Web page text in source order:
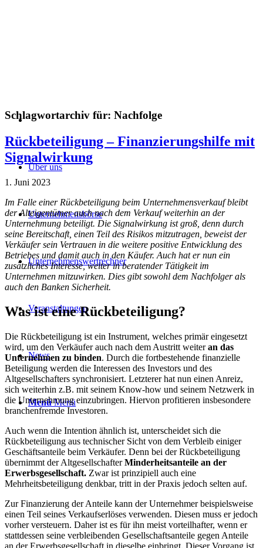
Über uns
Unternehmensbörse
Unternehmenswertrechner
Veranstaltungen
News
Menü Menü
Schlagwortarchiv für: Nachfolge
Rückbeteiligung – Finanzierungshilfe mit
Signalwirkung
1. Juni 2023
Im Falle einer Rückbeteiligung beim Unternehmensverkauf bleibt
der Alteigentümer auch nach dem Verkauf weiterhin an der
Unternehmung beteiligt. Die Signalwirkung ist groß, denn durch
seine Bereitschaft, einen Teil des Risikos mitzutragen, beweist der
Verkäufer sein Vertrauen in die weitere positive Entwicklung des
Betriebes und damit auch in den Käufer. Auch hat er nun ein
zusätzliches Interesse, weiter in beratender Tätigkeit im
Unternehmen mitzuwirken. Dies gibt sowohl dem Nachfolger als
auch den Banken Sicherheit.
Was ist eine Rückbeteiligung?
Die Rückbeteiligung ist ein Instrument, welches primär eingesetzt
wird, um den Verkäufer auch nach dem Austritt weiteran das
Unternehmen zu binden. Durch die fortbestehende finanzielle
Beteiligung werden die Interessen des Investors und des
Altgesellschafters synchronisiert. Letzterer hat nun einen Anreiz,
sich weiterhin z.B. mit seinem Know-how und seinem Netzwerk in
die Unternehmung einzubringen. Hiervon profitieren insbesondere
branchenfremde Investoren.
Auch wenn die Intention ähnlich ist, unterscheidet sich die
Rückbeteiligung aus technischer Sicht von dem Verbleib einiger
Geschäftsanteile beim Verkäufer. Denn bei der Rückbeteiligung
übernimmt der AltgesellschafterMinderheitsanteile an der
Erwerbsgesellschaft. Zwar ist prinzipiell auch eine
Mehrheitsbeteiligung denkbar, tritt in der Praxis jedoch selten auf.
Zur Finanzierung der Anteile kann der Unternehmer beispielsweise
einen Teil seines Verkaufserlöses verwenden. Diesen muss er jedoch
vorher versteuern. Daher ist es für ihn meist vorteilhafter, wenn er
stattdessen seine verbleibenden Gesellschaftsanteile gegen Anteile